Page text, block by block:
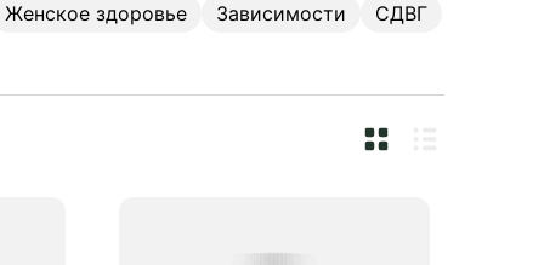
Женское здоровье Зависимости
СДВГ